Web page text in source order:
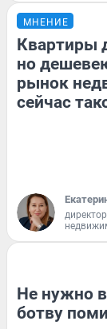
МНЕНИЕ
Квартиры
но
рынок
сейчас
Не нужно
ботву